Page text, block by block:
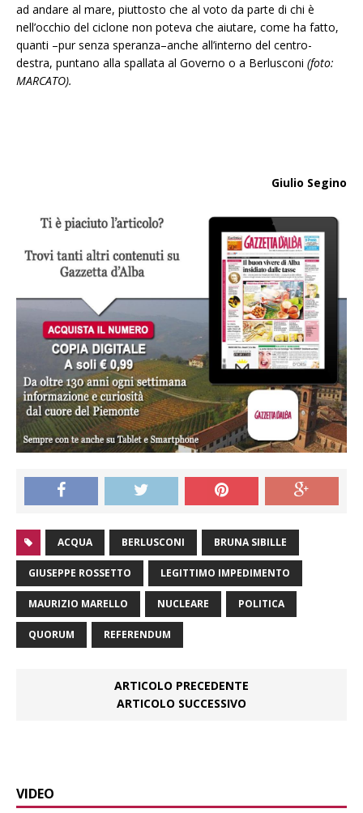
ad andare al mare, piuttosto che al voto da parte di chi è
nell’occhio del ciclone non poteva che aiutare, come ha fatto,
quanti –pur senza speranza–anche all’interno del centro-
destra, puntano alla spallata al Governo o a Berlusconi (foto:
MARCATO).
Giulio Segino
ACQUA BERLUSCONI BRUNA SIBILLE
GIUSEPPE ROSSETTO LEGITTIMO IMPEDIMENTO
MAURIZIO MARELLO NUCLEARE POLITICA
QUORUM REFERENDUM
ARTICOLO PRECEDENTE
ARTICOLO SUCCESSIVO
VIDEO